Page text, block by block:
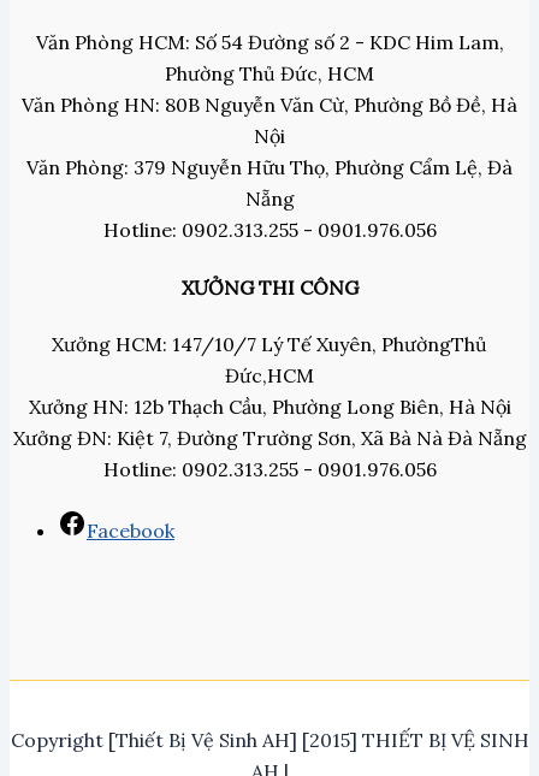
Văn Phòng HCM: Số 54 Đường số 2 - KDC Him Lam,
Phường Thủ Đức, HCM
Văn Phòng HN: 80B Nguyễn Văn Cừ, Phường Bồ Đề, Hà
Nội
Văn Phòng: 379 Nguyễn Hữu Thọ, Phường Cẩm Lệ, Đà
Nẵng
Hotline: 0902.313.255 - 0901.976.056
XƯỞNG THI CÔNG
Xưởng HCM: 147/10/7 Lý Tế Xuyên, PhườngThủ
Đức,HCM
Xưởng HN: 12b Thạch Cầu, Phường Long Biên, Hà Nội
Xưởng ĐN: Kiệt 7, Đường Trường Sơn, Xã Bà Nà Đà Nẵng
Hotline: 0902.313.255 - 0901.976.056
Facebook
Copyright [Thiết Bị Vệ Sinh AH] [2015] THIẾT BỊ VỆ SINH
AH |